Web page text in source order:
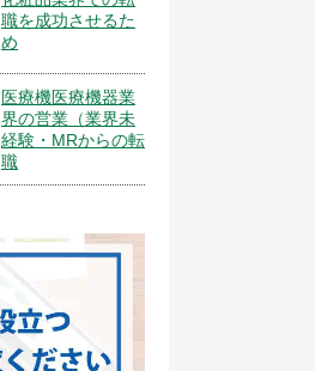
職を成功させるた
め
医療機医療機器業
界の営業（業界未
経験・MRからの転
職